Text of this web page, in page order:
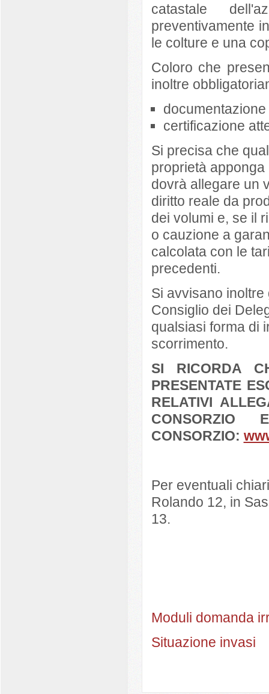
catastale
preventivamente
le colture e una
Coloro che
inoltre
certificazione
Si precisa che
proprietà
dovrà allegare un
diritto reale da
dei volumi e, se il
o cauzione a
calcolata con le
precedenti.
Si avvisano
Consiglio dei
qualsiasi forma di
scorrimento.
SI RICORDA
PRESENTATE
RELATIVI
CONSORZIO:
Per eventuali
Rolando 12, in
13.
Moduli domanda
Situazione invasi